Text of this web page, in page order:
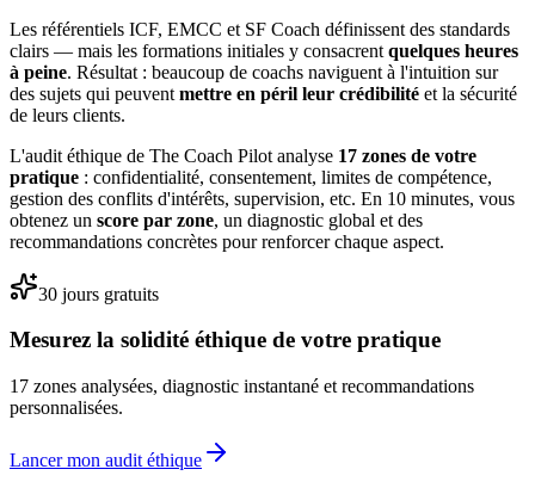
Les référentiels ICF, EMCC et SF Coach définissent des standards
clairs — mais les formations initiales y consacrent quelques heures
à peine. Résultat : beaucoup de coachs naviguent à l'intuition sur
des sujets qui peuvent mettre en péril leur crédibilité et la sécurité
de leurs clients.
L'audit éthique de The Coach Pilot analyse 17 zones de votre
pratique : confidentialité, consentement, limites de compétence,
gestion des conflits d'intérêts, supervision, etc. En 10 minutes, vous
obtenez un score par zone, un diagnostic global et des
recommandations concrètes pour renforcer chaque aspect.
30 jours gratuits
Mesurez la solidité éthique de votre pratique
17 zones analysées, diagnostic instantané et recommandations
personnalisées.
Lancer mon audit éthique